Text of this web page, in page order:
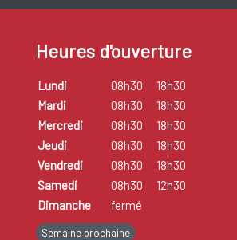
Heures d'ouverture
Lundi 08h30
18h30
Mardi
08h30
18h30
Mercredi
08h30
18h30
Jeudi
08h30
18h30
Vendredi
08h30
18h30
Samedi
08h30
12h30
Dimanche
fermé
Semaine prochaine